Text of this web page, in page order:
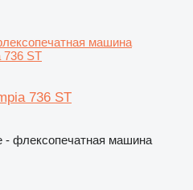
машина
736 ST
736 ST
флексопечатная машина